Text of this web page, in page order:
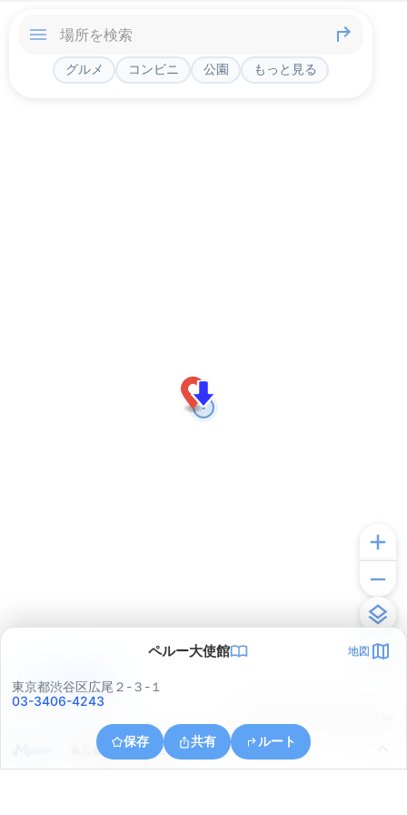
グルメ コンビニ 公園 もっと見る
ペルー大使館 地図
東京都渋谷区広尾２-３-１
03-3406-4243
保存 共有 ルート
東京都港区元麻布１丁目５
アプリで見る